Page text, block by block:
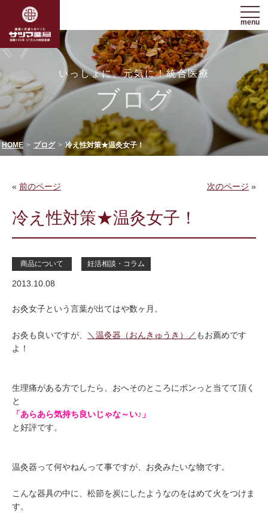
menu
いっしょに、元気に！統合医療
ブログ
HOME ブログ 冷え性対策★温灸女子！
« 前のページ 次のページ »
冷え性対策★温灸女子！
商品について 妊活相談・コラム
2013.10.08
お灸女子という言葉が出てはや数ヶ月。
お灸も良いですが、 ＼温灸器（おんきゅうき）／ もお薦めです
よ！
生理痛がある方でしたら、おへそのところにポンっと当てて頂く
と
「あらあら気持ち良いじゃな～い♪」
と好評です。
温灸器って何やねんって事ですが、お灸みたいな物です。
こんな器具の中に、松節を炭にしたようなのをはめて火をつけま
す。